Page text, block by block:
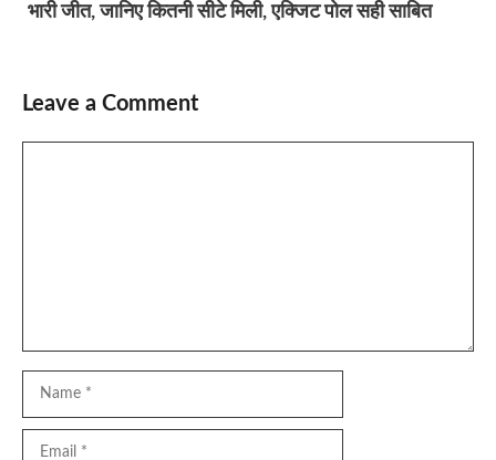
भारी जीत, जानिए कितनी सीटे मिली, एक्जिट पोल सही साबित
Leave a Comment